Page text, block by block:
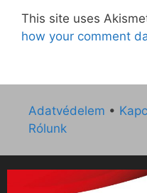
This site uses
how your comment
Adatvédelem •
Rólunk